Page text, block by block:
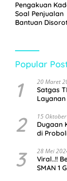
Pengakuan
Soal Penjualan
Bantuan
Popular
1 20 Maret
Satgas
2 15
Dugaan
di
3 28 Mei
Viral..!!
SMAN 1